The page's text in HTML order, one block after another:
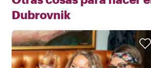
Dubrovnik